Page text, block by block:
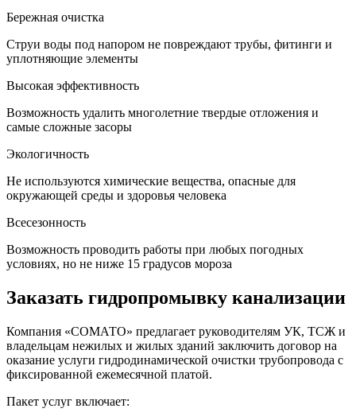
Бережная очистка
Струи воды под напором не повреждают трубы, фитинги и
уплотняющие элементы
Высокая эффективность
Возможность удалить многолетние твердые отложения и
самые сложные засоры
Экологичность
Не используются химические вещества, опасные для
окружающей среды и здоровья человека
Всесезонность
Возможность проводить работы при любых погодных
условиях, но не ниже 15 градусов мороза
Заказать гидропромывку канализации
Компания «СОМАТО» предлагает руководителям УК, ТСЖ и
владельцам нежилых и жилых зданий заключить договор на
оказание услуги гидродинамической очистки трубопровода с
фиксированной ежемесячной платой.
Пакет услуг включает: